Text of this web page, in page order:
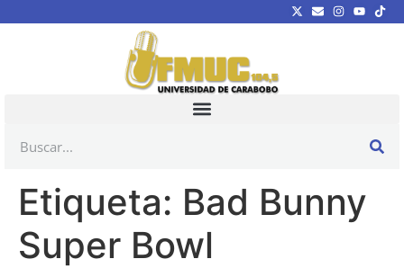
Etiqueta: Bad Bunny
Super Bowl